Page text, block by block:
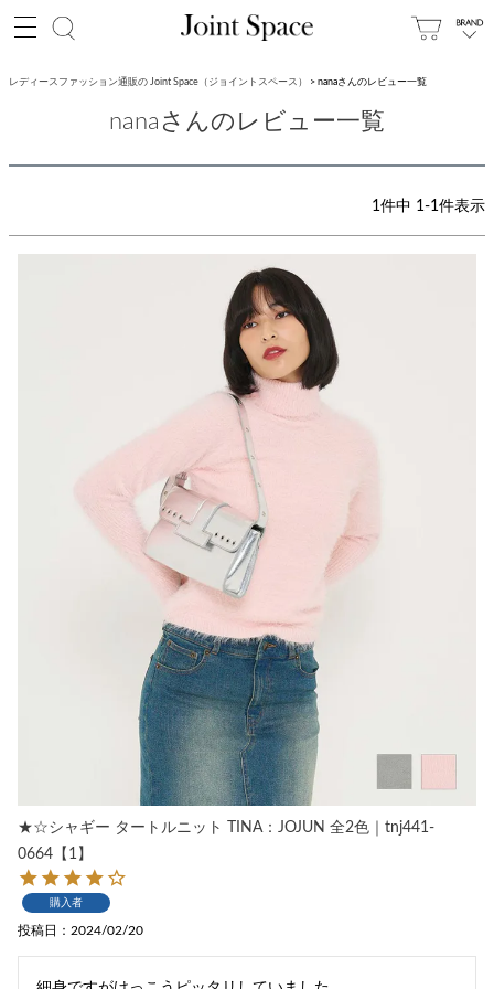
レディースファッション通販の Joint Space（ジョイントスペース） nanaさんのレビュー一覧
nanaさんのレビュー一覧
1件中 1-1件表示
★☆シャギー タートルニット TINA：JOJUN 全2色｜tnj441-
0664【1】
購入者
投稿日 2024/02/20